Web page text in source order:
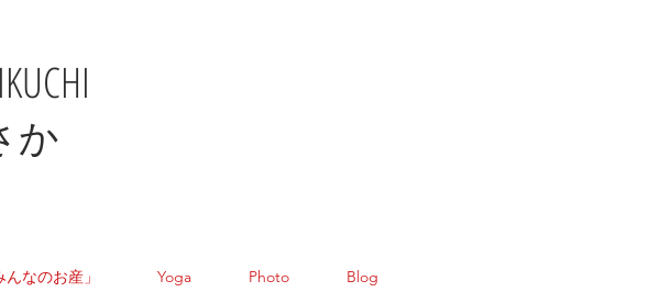
か
なのお産」 Yoga Photo Blog